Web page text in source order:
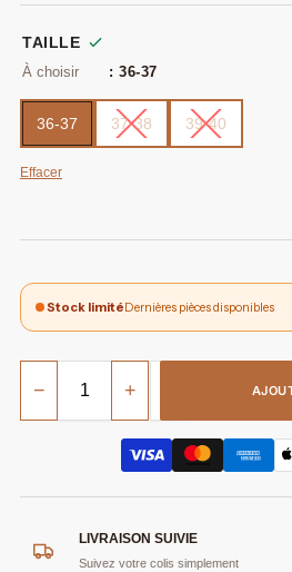
TAILLE
: 36-37
36-37 37-38 39-40
Effacer
Stock limitéDernières pièces disponibles
− +
LIVRAISON SUIVIE
Suivez votre colis simplement